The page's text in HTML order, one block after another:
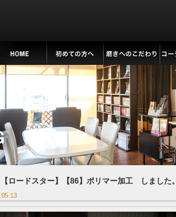
【ロードスター】【86】ポリマー加工 しました。